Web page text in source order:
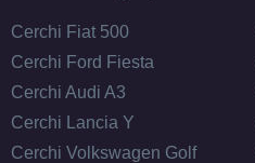
Cerchi Fiat 500
Cerchi Ford Fiesta
Cerchi Audi A3
Cerchi Lancia Y
Cerchi Volkswagen Golf